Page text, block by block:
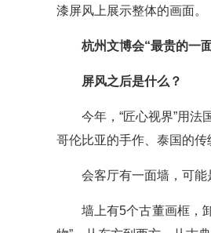
漆屏风上展示整体的画面。
杭州文博会“最贵的一
屏风之后是什么？
今年，“匠心视界”用法
哥伦比亚的手作、泰国的传
会客厅有一面墙，可能
墙上有5个古董画框，